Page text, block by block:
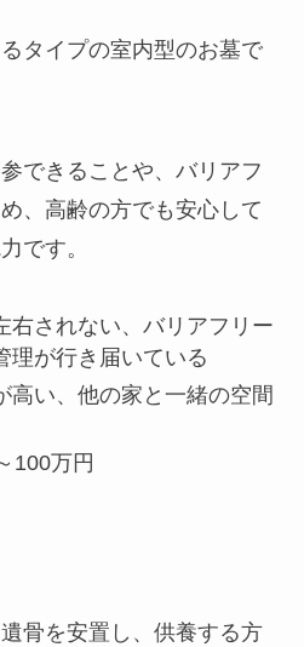
タイプの室内型のお墓で
できることや、バリアフ
、高齢の方でも安心して
です。
右されない、バリアフリー
理が行き届いている
高い、他の家と一緒の空間
100万円
骨を安置し、供養する方